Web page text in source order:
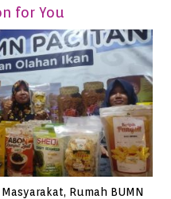
for You
Rumah BUMN